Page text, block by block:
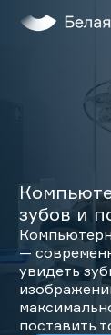
Лечение во сне
Клиники
ДЕТИ
ЗАПИСАТЬСЯ НА
зубов и
—
увидеть
поставить